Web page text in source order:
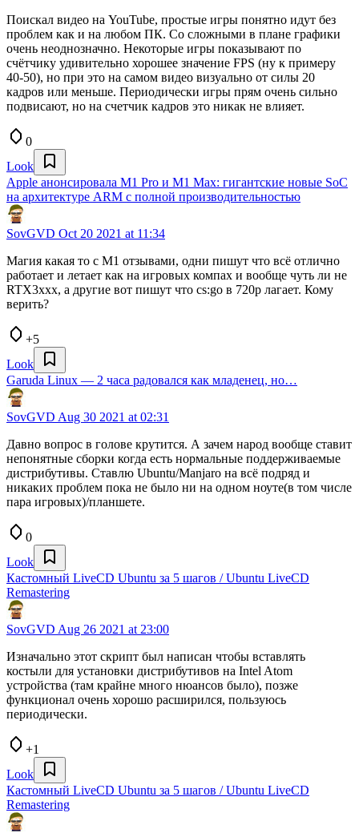
Поискал видео на YouTube, простые игры понятно идут без
проблем как и на любом ПК. Со сложными в плане графики
очень неоднозначно. Некоторые игры показывают по
счётчику удивительно хорошее значение FPS (ну к примеру
40-50), но при это на самом видео визуально от силы 20
кадров или меньше. Периодически игры прям очень сильно
подвисают, но на счетчик кадров это никак не влияет.
0
Look
Apple анонсировала M1 Pro и M1 Max: гигантские новые SoC
на архитектуре ARM с полной производительностью
SovGVD Oct 20 2021 at 11:34
Магия какая то с М1 отзывами, одни пишут что всё отлично
работает и летает как на игровых компах и вообще чуть ли не
RTX3xxx, а другие вот пишут что cs:go в 720p лагает. Кому
верить?
+5
Look
Garuda Linux — 2 часа радовался как младенец, но…
SovGVD Aug 30 2021 at 02:31
Давно вопрос в голове крутится. А зачем народ вообще ставит
непонятные сборки когда есть нормальные поддерживаемые
дистрибутивы. Ставлю Ubuntu/Manjaro на всё подряд и
никаких проблем пока не было ни на одном ноуте(в том числе
пара игровых)/планшете.
0
Look
Кастомный LiveCD Ubuntu за 5 шагов / Ubuntu LiveCD
Remastering
SovGVD Aug 26 2021 at 23:00
Изначально этот скрипт был написан чтобы вставлять
костыли для установки дистрибутивов на Intel Atom
устройства (там крайне много нюансов было), позже
функционал очень хорошо расширился, пользуюсь
периодически.
+1
Look
Кастомный LiveCD Ubuntu за 5 шагов / Ubuntu LiveCD
Remastering